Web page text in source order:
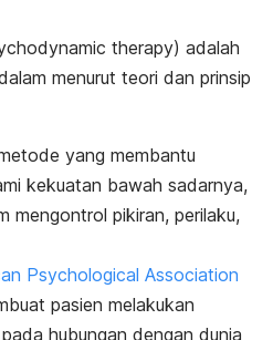
therapy) adalah
menurut teori dan prinsip
yang membantu
kekuatan bawah sadarnya,
mengontrol pikiran, perilaku,
Psychological Association
pasien melakukan
hubungan dengan dunia